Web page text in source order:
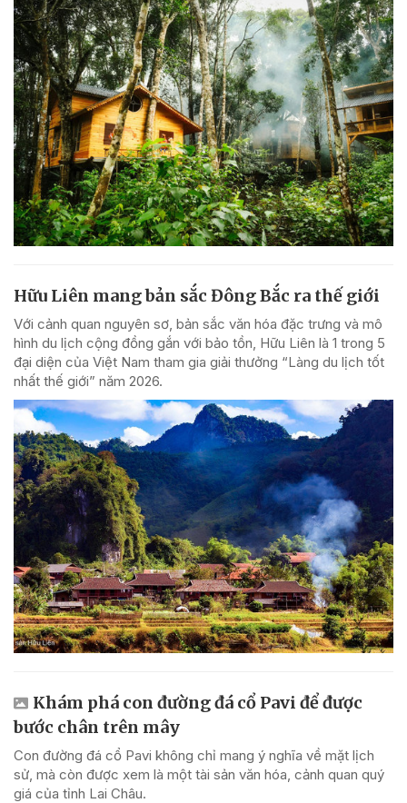
Hữu Liên mang bản sắc Đông Bắc ra thế giới
Với cảnh quan nguyên sơ, bản sắc văn hóa đặc trưng và mô
hình du lịch cộng đồng gắn với bảo tồn, Hữu Liên là 1 trong 5
đại diện của Việt Nam tham gia giải thưởng “Làng du lịch tốt
nhất thế giới” năm 2026.
Khám phá con đường đá cổ Pavi để được
bước chân trên mây
Con đường đá cổ Pavi không chỉ mang ý nghĩa về mặt lịch
sử, mà còn được xem là một tài sản văn hóa, cảnh quan quý
giá của tỉnh Lai Châu.